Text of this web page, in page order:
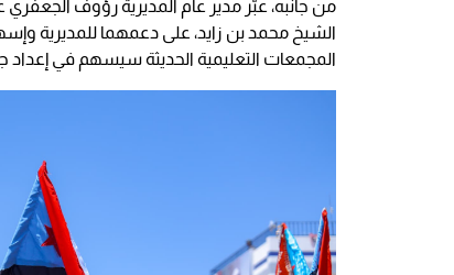
من جانبه، عبّر مدير عام المديرية رؤوف الجعفري
الشيخ محمد بن زايد، على دعمهما للمديرية
المجمعات التعليمية الحديثة سيسهم في إعداد